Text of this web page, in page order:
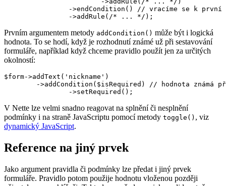
Prvním argumentem metody addCondition() může být i logická
hodnota. To se hodí, když je rozhodnutí známé už při sestavování
formuláře, například když chceme pravidlo použít jen za určitých
okolností:
$form->addText('nickname')
V Nette lze velmi snadno reagovat na splnění či nesplnění
podmínky i na straně JavaScriptu pomocí metody toggle() , viz
dynamický JavaScript.
Reference na jiný prvek
Jako argument pravidla či podmínky lze předat i jiný prvek
formuláře. Pravidlo potom použije hodnotu vloženou později